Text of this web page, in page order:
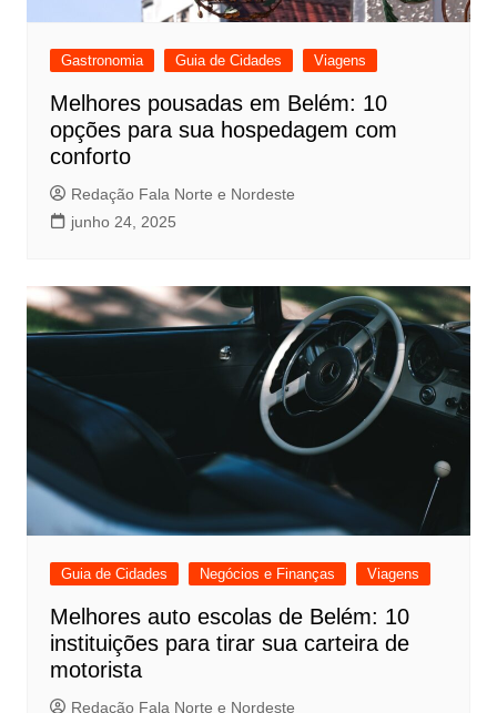
Gastronomia Guia de Cidades Viagens
Melhores pousadas em Belém: 10
opções para sua hospedagem com
conforto
Redação Fala Norte e Nordeste
junho 24, 2025
Guia de Cidades Negócios e Finanças Viagens
Melhores auto escolas de Belém: 10
instituições para tirar sua carteira de
motorista
Redação Fala Norte e Nordeste